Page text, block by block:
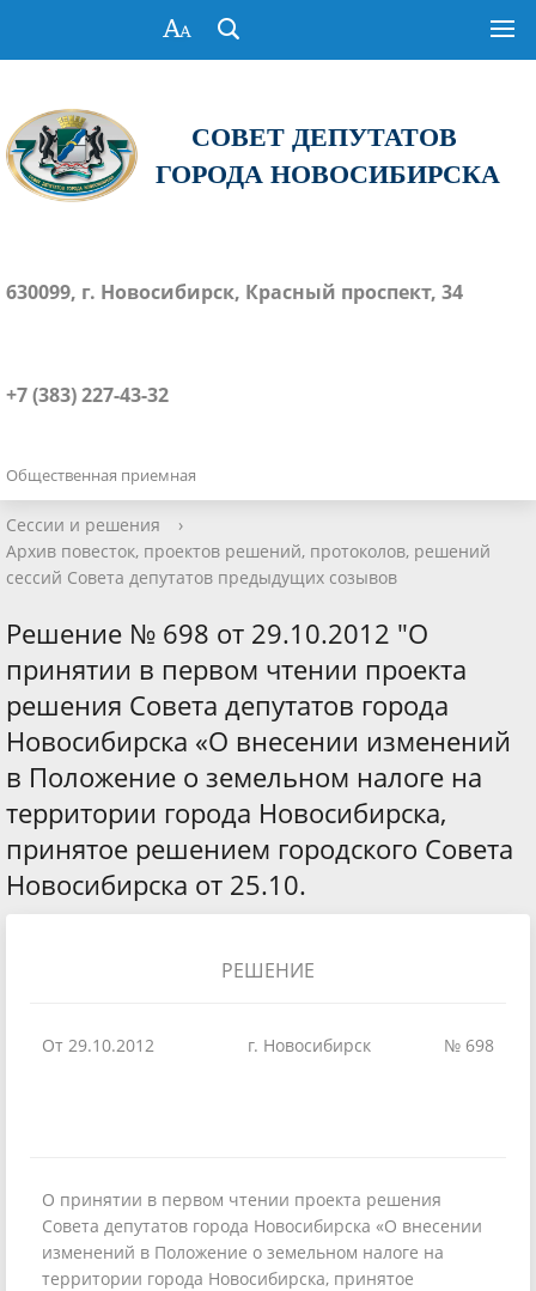
СОВЕТ ДЕПУТАТОВ
ГОРОДА НОВОСИБИРСКА
630099, г. Новосибирск, Красный проспект, 34
+7 (383) 227-43-32
Общественная приемная
Сессии и решения
›
Архив повесток, проектов решений, протоколов, решений
сессий Совета депутатов предыдущих созывов
Решение № 698 от 29.10.2012 "О
принятии в первом чтении проекта
решения Совета депутатов города
Новосибирска «О внесении изменений
в Положение о земельном налоге на
территории города Новосибирска,
принятое решением городского Совета
Новосибирска от 25.10.
РЕШЕНИЕ
От 29.10.2012 г. Новосибирск № 698
О принятии в первом чтении проекта решения
Совета депутатов города Новосибирска «О внесении
изменений в Положение о земельном налоге на
территории города Новосибирска, принятое